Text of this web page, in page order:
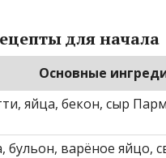
для начала
Основные
яйца, бекон, сыр
бульон, варёное яйцо,